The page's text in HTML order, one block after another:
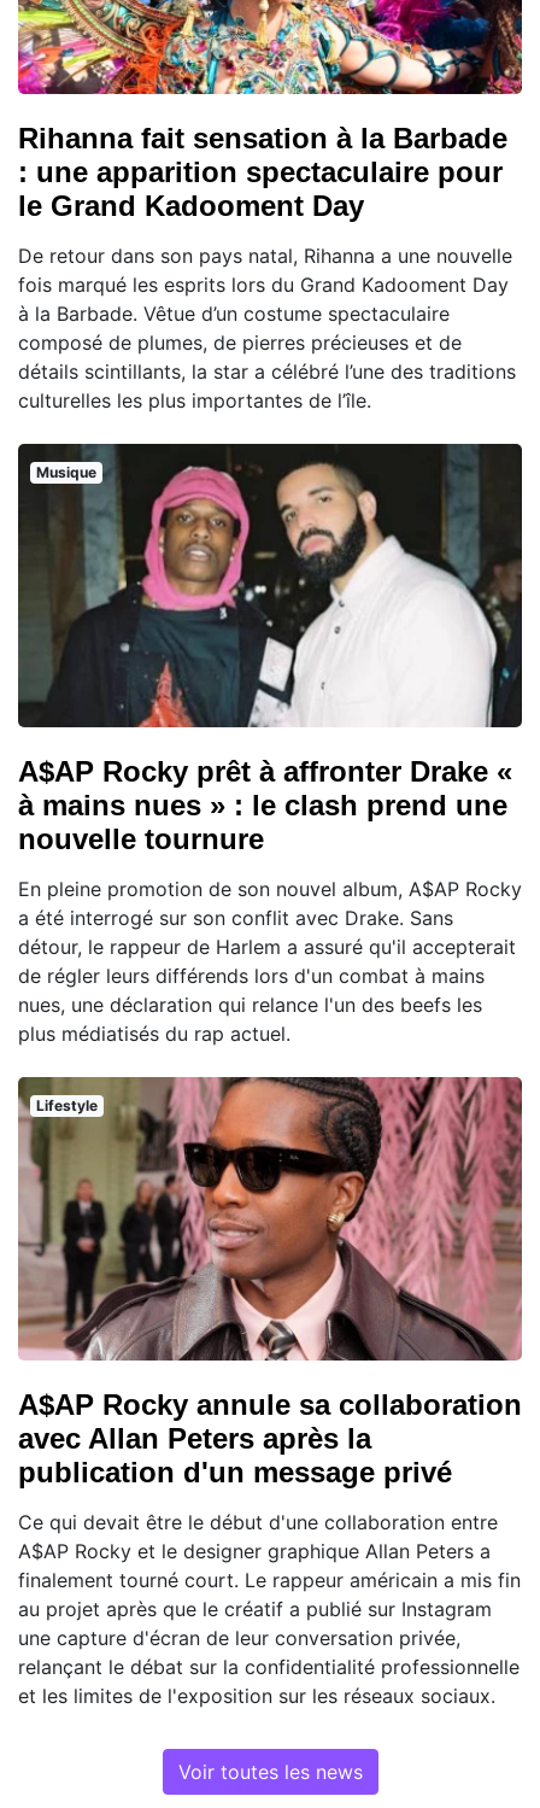
Rihanna fait sensation à la Barbade
: une apparition spectaculaire pour
le Grand Kadooment Day
De retour dans son pays natal, Rihanna a une nouvelle
fois marqué les esprits lors du Grand Kadooment Day
à la Barbade. Vêtue d’un costume spectaculaire
composé de plumes, de pierres précieuses et de
détails scintillants, la star a célébré l’une des traditions
culturelles les plus importantes de l’île.
Musique
A$AP Rocky prêt à affronter Drake «
à mains nues » : le clash prend une
nouvelle tournure
En pleine promotion de son nouvel album, A$AP Rocky
a été interrogé sur son conflit avec Drake. Sans
détour, le rappeur de Harlem a assuré qu'il accepterait
de régler leurs différends lors d'un combat à mains
nues, une déclaration qui relance l'un des beefs les
plus médiatisés du rap actuel.
Lifestyle
A$AP Rocky annule sa collaboration
avec Allan Peters après la
publication d'un message privé
Ce qui devait être le début d'une collaboration entre
A$AP Rocky et le designer graphique Allan Peters a
finalement tourné court. Le rappeur américain a mis fin
au projet après que le créatif a publié sur Instagram
une capture d'écran de leur conversation privée,
relançant le débat sur la confidentialité professionnelle
et les limites de l'exposition sur les réseaux sociaux.
Voir toutes les news